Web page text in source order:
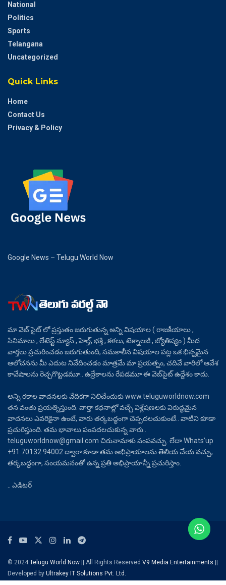
National
Politics
Sports
Telangana
Uncategorized
Quick Links
Home
Contact Us
Privacy & Policy
Google News – Telugu World Now
మా వెబ్ సైట్ లో ప్రస్తుతం జరుగుతున్న అన్ని విషయాల ( రాజకీయాలు ,
సినిమాలు , లేటెస్ట్ న్యూస్ , హెల్త్, భక్తి , కళలు, టెక్నాలజీ , జ్యోతిష్యం ) మీద
వార్తలు ప్రచురించడం జరుగుతుంది, సమకాలీన విషయాల పట్ల ఒక భిన్నమైన
ఆలోచనను మీ ఎదుట నివేదించడం మాత్రమే మా ప్రయత్నం, చదివే వారిలో ఆవేశ
కావేషాలను రెచ్చగొట్టడమూ.. ఉద్రేకాలను రేపడమూ ఈ వెబ్‌సైట్ ఉద్దేశం కాదు.
అన్ని రకాల వాదనలకు వేదికగా నిలిచేందుకు www.teluguworldnow.com
తన వంతు ప్రయత్నిస్తుంది. వార్తా కథనాల్లో వచ్చే విశ్లేషణలకు విరుద్ధమైన
వాదనలు ఎవరికైనా ఉంటే, వారు తర్కబద్ధంగా చెప్పదలచుకుంటే.. వాటిని కూడా
ప్రచురిస్తుంది. తమ భావాలు పంపదలచుకున్న వారు..
teluguworldnow@gmail.com చిరునామాకు పంపవచ్చు. లేదా Whats’up
+91 70132 94002 ద్వారా కూడా తమ అభిప్రాయాలను తెలియ చేయ వచ్చు,
తర్కబద్ధంగా, సంయమనంతో ఉన్న ప్రతి అభిప్రాయాన్నీ ప్రచురిస్తాం.
.. ఎడిటర్
© 2024Telugu World Now || All Rights Reserved V9 Media Entertainments ||
Developed by Ultrakey IT Solutions Pvt. Ltd.